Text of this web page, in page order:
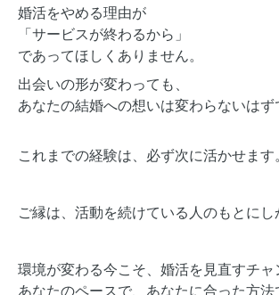
婚活をやめる理由が
「サービスが終わるから」
であってほしくありません。
出会いの形が変わっても、
あなたの結婚への想いは変わらないはず
これまでの経験は、必ず次に活かせます。
ご縁は、活動を続けている人のもとにし
環境が変わる今こそ、婚活を見直すチャ
あなたのペースで、あなたに合った方法